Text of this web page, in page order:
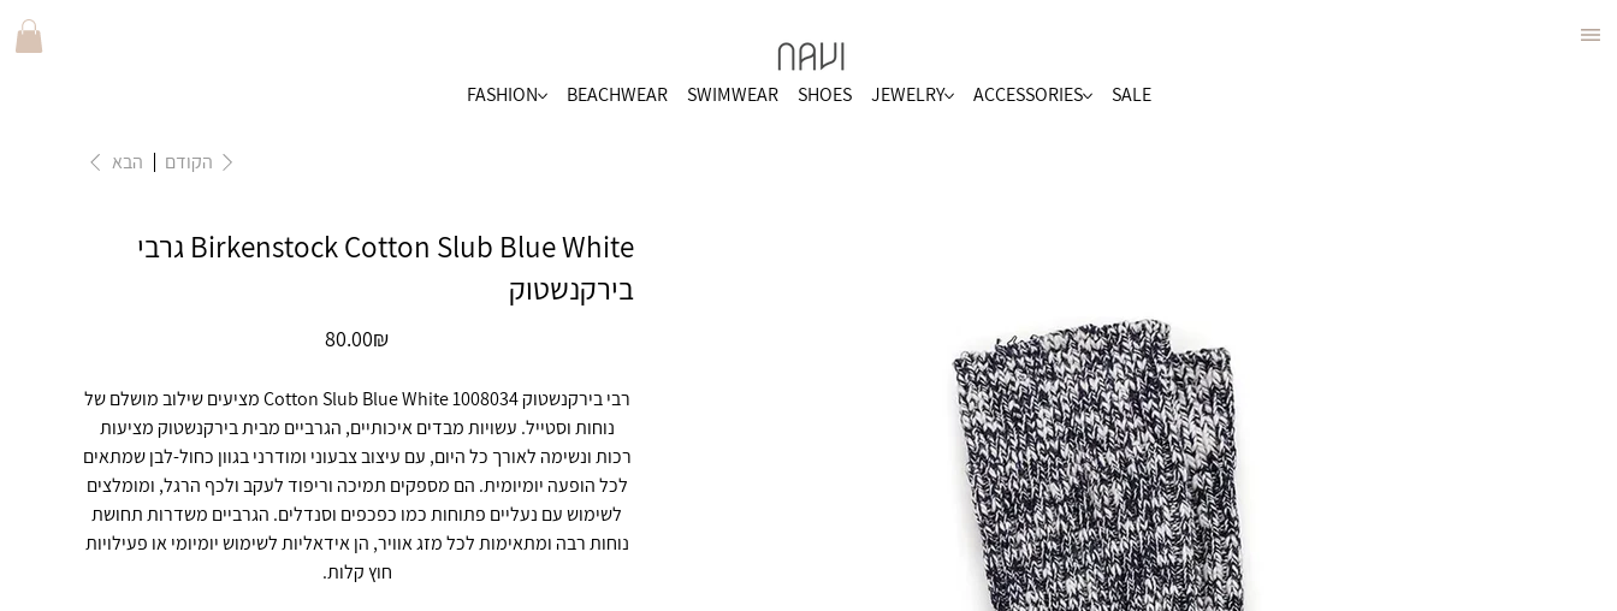
FASHION BEACHWEAR SWIMWEAR SHOES JEWELRY ACCESSORIES SALE
הקודם הבא
Birkenstock Cotton Slub Blue White גרבי
בירקנשטוק
‏80.00 ‏₪
רבי בירקנשטוק 1008034 Cotton Slub Blue White מציעים שילוב מושלם של
נוחות וסטייל. עשויות מבדים איכותיים, הגרביים מבית בירקנשטוק מציעות
רכות ונשימה לאורך כל היום, עם עיצוב צבעוני ומודרני בגוון כחול-לבן שמתאים
לכל הופעה יומיומית. הם מספקים תמיכה וריפוד לעקב ולכף הרגל, ומומלצים
לשימוש עם נעליים פתוחות כמו כפכפים וסנדלים. הגרביים משדרות תחושת
נוחות רבה ומתאימות לכל מזג אוויר, הן אידאליות לשימוש יומיומי או פעילויות
חוץ קלות.